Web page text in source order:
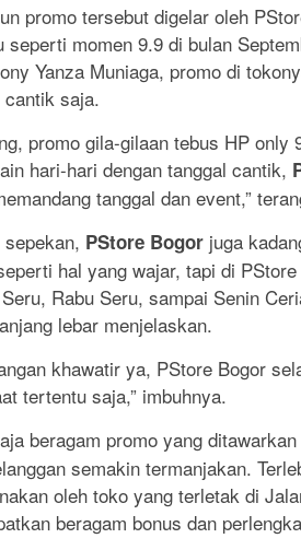
promo tersebut digelar oleh
seperti momen 9.9 di bulan
Yanza Muniaga, promo di
cantik saja.
promo gila-gilaan tebus HP
hari-hari dengan tanggal cantik,
tanggal dan event,”
sepekan, PStore Bogor juga
hal yang wajar, tapi di
Rabu Seru, sampai Senin
lebar menjelaskan.
khawatir ya, PStore Bogor
tertentu saja,” imbuhnya.
beragam promo yang
semakin termanjakan.
oleh toko yang terletak di
beragam bonus dan